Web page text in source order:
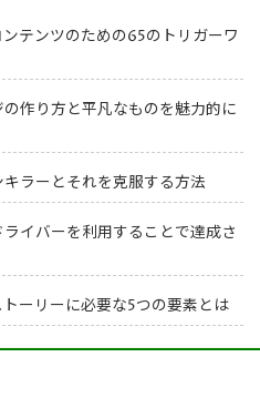
テンツのための65のトリガーワ
作り方と平凡なものを魅力的に
ラーとそれを克服する方法
イバーを利用することで達成さ
ーリーに必要な5つの要素とは